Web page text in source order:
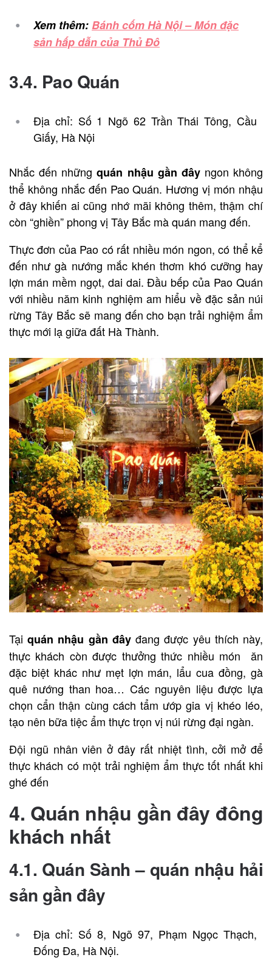
Xem thêm: Bánh cốm Hà Nội – Món đặc
sản hấp dẫn của Thủ Đô
3.4. Pao Quán
Địa chỉ: Số 1 Ngõ 62 Trần Thái Tông, Cầu
Giấy, Hà Nội
Nhắc đến nhữngquán nhậu gần đâyngon không
thể không nhắc đến Pao Quán. Hương vị món nhậu
ở đây khiến ai cũng nhớ mãi không thêm, thậm chí
còn “ghiền” phong vị Tây Bắc mà quán mang đến.
Thực đơn của Pao có rất nhiều món ngon, có thể kể
đến như gà nướng mắc khén thơm khó cưỡng hay
lợn mán mềm ngọt, dai dai. Đầu bếp của Pao Quán
với nhiều năm kinh nghiệm am hiểu về đặc sản núi
rừng Tây Bắc sẽ mang đến cho bạn trải nghiệm ẩm
thực mới lạ giữa đất Hà Thành.
Tạiquán nhậu gần đâyđang được yêu thích này,
thực khách còn được thưởng thức nhiều món ăn
đặc biệt khác như mẹt lợn mán, lẩu cua đồng, gà
quê nướng than hoa… Các nguyên liệu được lựa
chọn cẩn thận cùng cách tẩm ướp gia vị khéo léo,
tạo nên bữa tiệc ẩm thực trọn vị núi rừng đại ngàn.
Đội ngũ nhân viên ở đây rất nhiệt tình, cởi mở để
thực khách có một trải nghiệm ẩm thực tốt nhất khi
ghé đến
4. Quán nhậu gần đây đông
khách nhất
4.1. Quán Sành –quán nhậu hải
sản gần đây
Địa chỉ: Số 8, Ngõ 97, Phạm Ngọc Thạch,
Đống Đa, Hà Nội.